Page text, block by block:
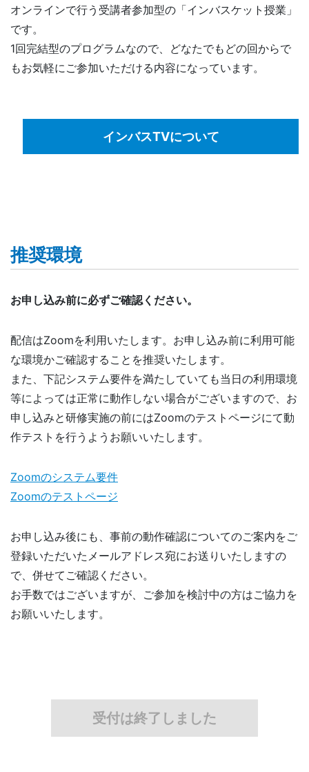
オンラインで行う受講者参加型の「インバスケット授業」
です。
1回完結型のプログラムなので、どなたでもどの回からで
もお気軽にご参加いただける内容になっています。
インバスTVについて
推奨環境
お申し込み前に必ずご確認ください。
配信はZoomを利用いたします。お申し込み前に利用可能
な環境かご確認することを推奨いたします。
また、下記システム要件を満たしていても当日の利用環境
等によっては正常に動作しない場合がございますので、お
申し込みと研修実施の前にはZoomのテストページにて動
作テストを行うようお願いいたします。
Zoomのシステム要件
Zoomのテストページ
お申し込み後にも、事前の動作確認についてのご案内をご
登録いただいたメールアドレス宛にお送りいたしますの
で、併せてご確認ください。
お手数ではございますが、ご参加を検討中の方はご協力を
お願いいたします。
受付は終了しました